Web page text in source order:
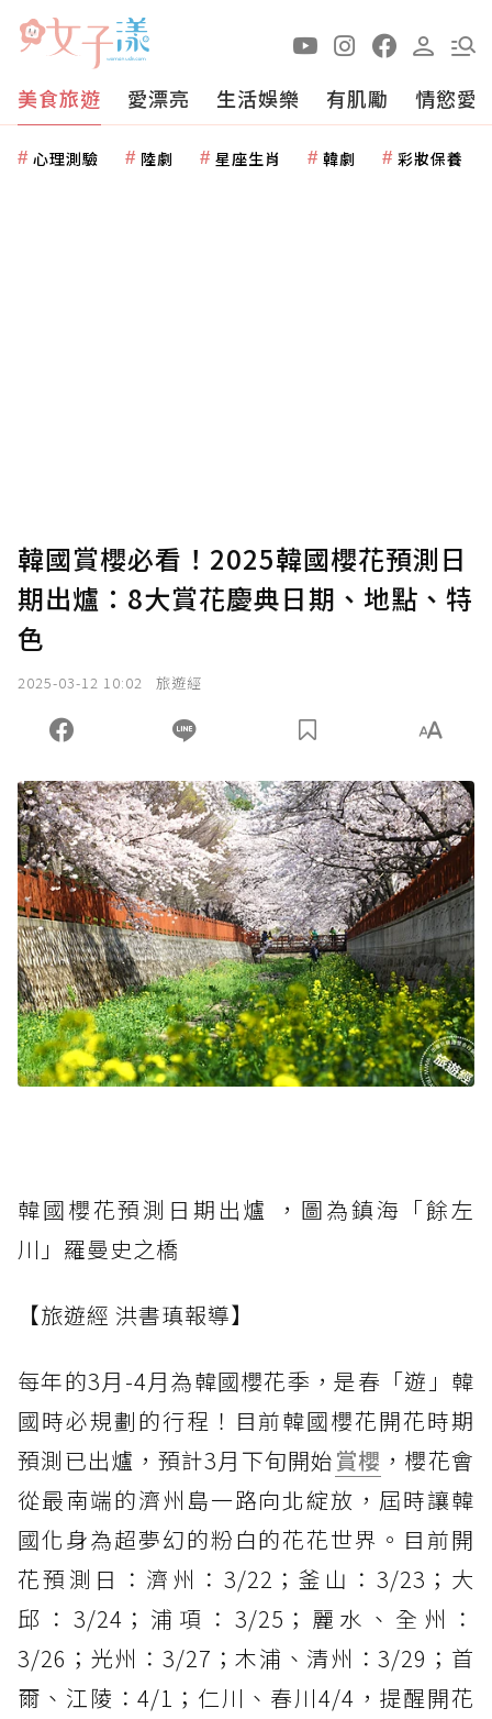
美食旅遊 愛漂亮 生活娛樂 有肌勵 情慾愛
心理測驗 陸劇 星座生肖 韓劇 彩妝保養
韓國賞櫻必看！2025韓國櫻花預測日
期出爐：8大賞花慶典日期、地點、特
色
2025-03-12 10:02 旅遊經
韓國櫻花預測日期出爐 ，圖為鎮海「餘左
川」羅曼史之橋
【旅遊經 洪書瑱報導】
每年的3月-4月為韓國櫻花季，是春「遊」韓
國時必規劃的行程！目前韓國櫻花開花時期
預測已出爐，預計3月下旬開始賞櫻 ，櫻花會
從最南端的濟州島一路向北綻放，屆時讓韓
國化身為超夢幻的粉白的花花世界。目前開
花預測日：濟州：3/22；釜山：3/23；大
邱：3/24；浦項：3/25；麗水、全州：
3/26；光州：3/27；木浦、清州：3/29；首
爾、江陵：4/1；仁川、春川4/4，提醒開花